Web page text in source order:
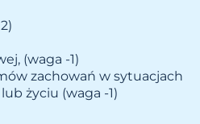
(waga -1)
zachowań w sytuacjach
życiu (waga -1)